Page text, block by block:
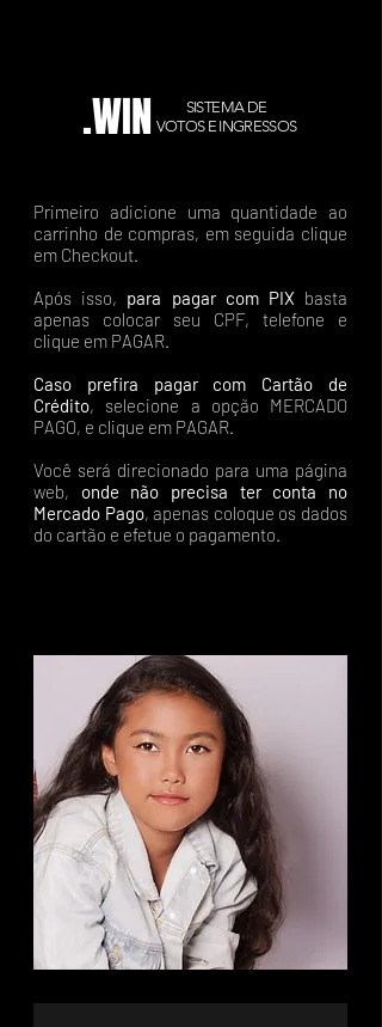
.WIN
SISTEMA DE
VOTOS E INGRESSOS
Primeiro adicione uma quantidade ao
carrinho de compras, em seguida clique
em Checkout.
Após isso, para pagar com PIX basta
apenas colocar seu CPF, telefone e
clique em PAGAR.
Caso prefira pagar com Cartão de
Crédito, selecione a opção MERCADO
PAGO, e clique em PAGAR.
Você será direcionado para uma página
web, onde não precisa ter conta no
Mercado Pago, apenas coloque os dados
do cartão e efetue o pagamento.